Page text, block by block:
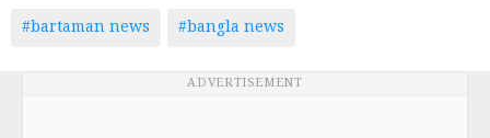
#bartaman news #bangla news
ADVERTISEMENT